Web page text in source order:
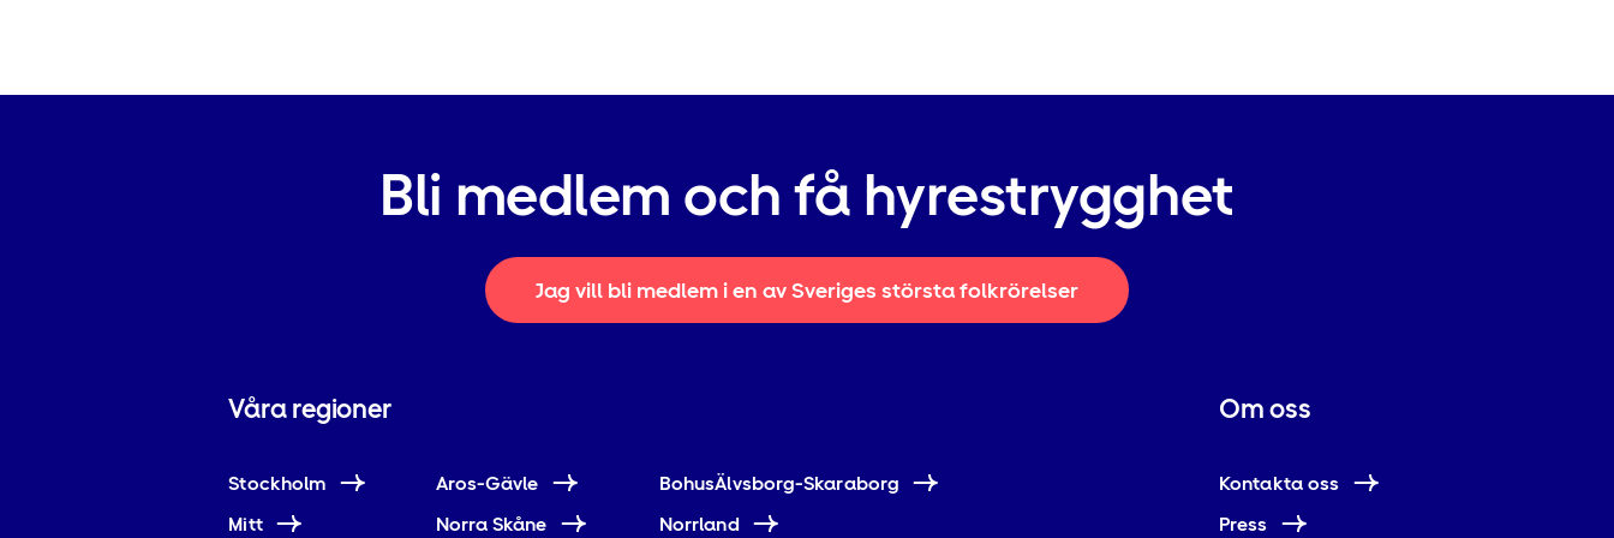
Bli medlem och få hyrestrygghet
Jag vill bli medlem i en av Sveriges största folkrörelser
Våra regioner
Stockholm Aros-Gävle
BohusÄlvsborg-Skaraborg
Mitt
Norra Skåne Norrland
Om oss
Kontakta oss
Press